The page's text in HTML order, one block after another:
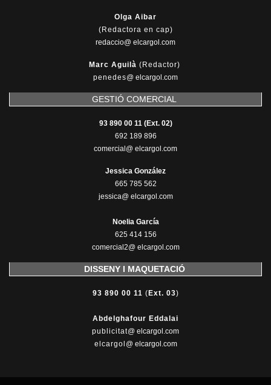
Olga Aibar
(Redactora en cap)
redaccio@ elcargol.com
Marc Aguilà (Redactor)
penedes@ elcargol.com
GESTIÓ COMERCIAL
93 890 00 11 (Ext. 02)
692 189 896
comercial@ elcargol.com
Jessica González
665 785 562
jessica@ elcargol.com
Noelia García
625 414 156
comercial2@ elcargol.com
DISSENY I MAQUETACIÓ
93 890 00 11 ( Ext. 03)
Abdelghafour Eddalai
publicitat@ elcargol.com
elcargol @ elcargol.com